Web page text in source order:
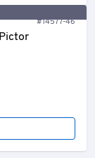
#14577-46